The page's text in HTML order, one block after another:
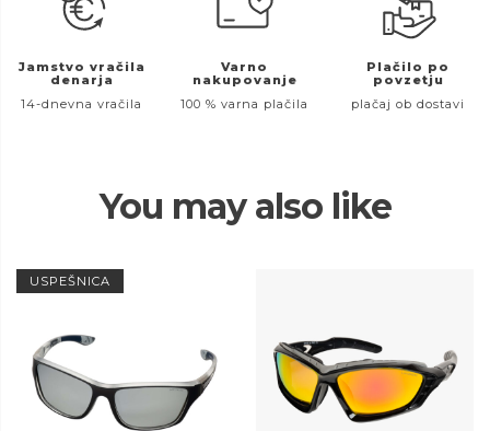
Jamstvo vračila
denarja
14-dnevna vračila
Varno
nakupovanje
100 % varna plačila
Plačilo po
povzetju
plačaj ob dostavi
You may also like
USPEŠNICA